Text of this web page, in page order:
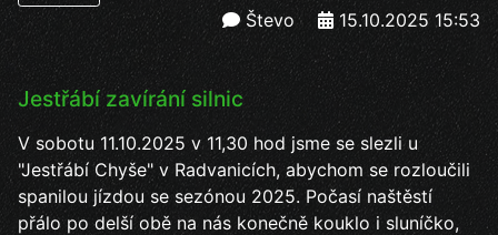
Števo 15.10.2025 15:53
Jestřábí zavírání silnic
V sobotu 11.10.2025 v 11,30 hod jsme se slezli u
"Jestřábí Chyše" v Radvanicích, abychom se rozloučili
spanilou jízdou se sezónou 2025. Počasí naštěstí
přálo po delší obě na nás konečně kouklo i sluníčko,